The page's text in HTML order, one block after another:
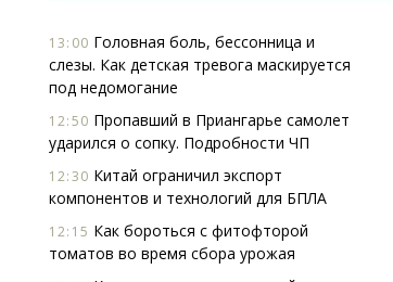
13:00 Головная боль, бессонница и
слезы. Как детская тревога маскируется
под недомогание
12:50 Пропавший в Приангарье самолет
ударился о сопку. Подробности ЧП
12:30 Китай ограничил экспорт
компонентов и технологий для БПЛА
12:15 Как бороться с фитофторой
томатов во время сбора урожая